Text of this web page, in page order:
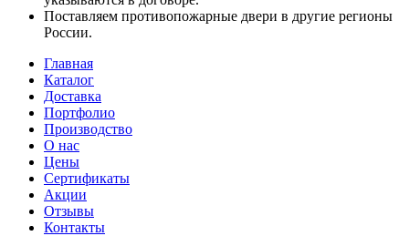
Поставляем противопожарные двери в другие регионы
России.
Главная
Каталог
Доставка
Портфолио
Производство
О нас
Цены
Сертификаты
Акции
Отзывы
Контакты